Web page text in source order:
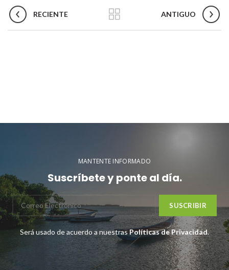
RECIENTE ANTIGUO
MANTENTE INFORMADO
Suscríbete y ponte al día.
Será usado de acuerdo a nuestrasPolíticas de Privacidad.